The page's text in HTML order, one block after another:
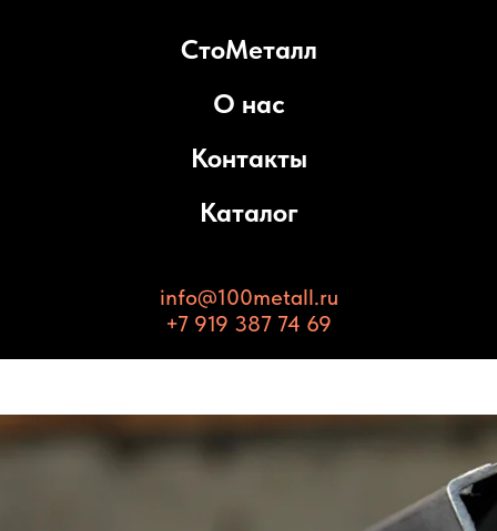
СтоМеталл
О нас
Контакты
Каталог
info@100metall.ru
+7 919 387 74 69